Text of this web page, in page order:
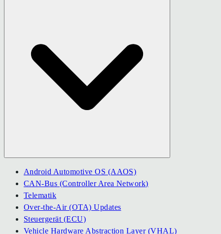
Android Automotive OS (AAOS)
CAN-Bus (Controller Area Network)
Telematik
Over-the-Air (OTA) Updates
Steuergerät (ECU)
Vehicle Hardware Abstraction Layer (VHAL)